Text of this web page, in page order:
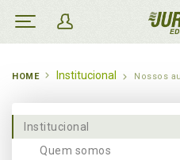
HOME Institucional Nossos
Institucional
Quem somos